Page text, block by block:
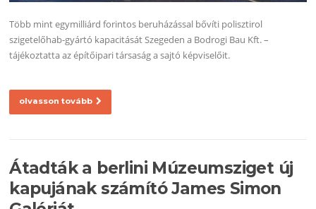
Több mint egymilliárd forintos beruházással bővíti polisztirol
szigetelőhab-gyártó kapacitását Szegeden a Bodrogi Bau Kft. –
tájékoztatta az építőipari társaság a sajtó képviselőit.
olvasson tovább
Átadták a berlini Múzeumsziget új
kapujának számító James Simon